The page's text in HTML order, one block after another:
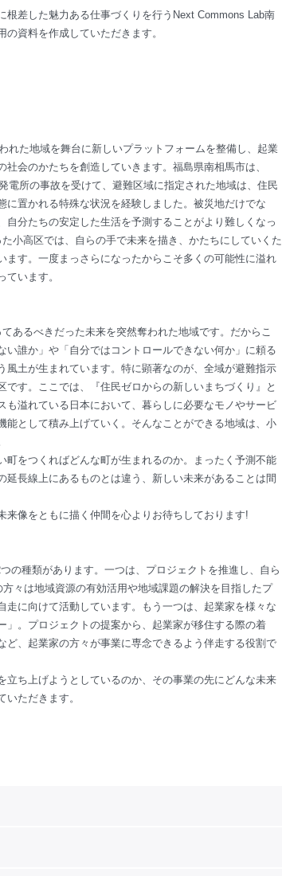
差した魅力ある仕事づくりを行うNext Commons Lab南
資料を作成していただきます。
れた地域を舞台に新しいプラットフォームを整備し、起業
会のかたちを創造していきます。福島県南相馬市は、
電所の事故を受けて、避難区域に指定された地域は、住民
置かれる特殊な状況を経験しました。被災地だけでな
分たちの安定した生活を予測することがより難しくなっ
小高区では、自らの手で未来を描き、かたちにしていくた
す。一度まっさらになったからこそ多くの可能性に溢れ
います。
あるべきだった未来を突然奪われた地域です。だからこ
誰か」や「自分ではコントロールできない何か」に頼る
土が生まれています。特に顕著なのが、全域が避難指示
す。ここでは、『住民ゼロからの新しいまちづくり』と
溢れている日本において、暮らしに必要なモノやサービ
として積み上げていく。そんなことができる地域は、小
をつくればどんな町が生まれるのか。まったく予測不能
長線上にあるものとは違う、新しい未来があることは間
像をともに描く仲間を心よりお待ちしております!
の種類があります。一つは、プロジェクトを推進し、自ら
々は地域資源の有効活用や地域課題の解決を目指したプ
に向けて活動しています。もう一つは、起業家を様々な
。プロジェクトの提案から、起業家が移住する際の着
、起業家の方々が事業に専念できるよう伴走する役割で
ち上げようとしているのか、その事業の先にどんな未来
ただきます。